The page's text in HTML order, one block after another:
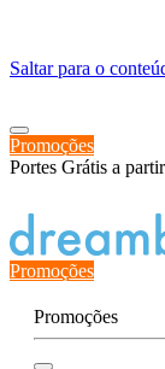
Saltar para o
Promoções
Portes Grátis a
Promoções
Promoções
≡